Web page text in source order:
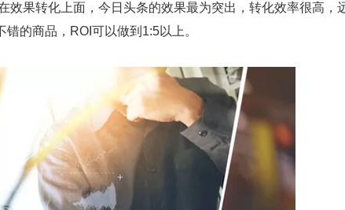
果转化上面，今日头条的效果最为突出，转化效率很高，
的商品，ROI可以做到1:5以上。